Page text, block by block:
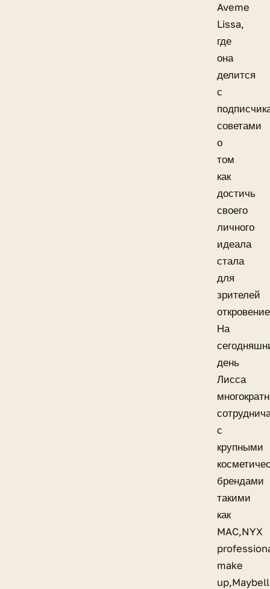
Aveme
Lissa,
где
она
делится
с
советами
о
том
как
достичь
своего
личного
идеала
стала
для
зрителей
На
день
Лисса
с
крупными
брендами
такими
как
MAC,NYX
make